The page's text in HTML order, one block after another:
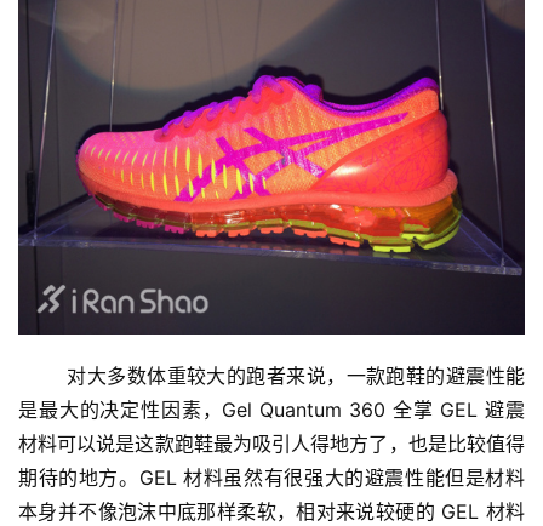
是最大的决定性因素，Gel Quantum 360 全掌 GEL 避震
材料可以说是这款跑鞋最为吸引人得地方了，也是比较值得
期待的地方。GEL 材料虽然有很强大的避震性能但是材料
本身并不像泡沫中底那样柔软，相对来说较硬的 GEL 材料